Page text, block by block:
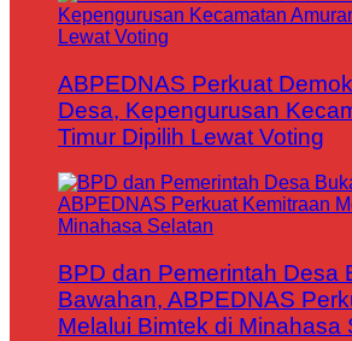
ABPEDNAS Perkuat
Desa, Kepengurusan
Timur Dipilih Lewat Voting
BPD dan Pemerintah Desa
Bawahan, ABPEDNAS
Melalui Bimtek di Minahasa